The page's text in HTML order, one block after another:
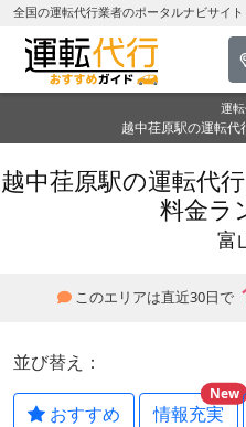
運
越中荏原駅の運転
越中荏原駅の運転代
料金ラ
富
このエリアは直近30日で
並び替え：
おすすめ 情報充実
New